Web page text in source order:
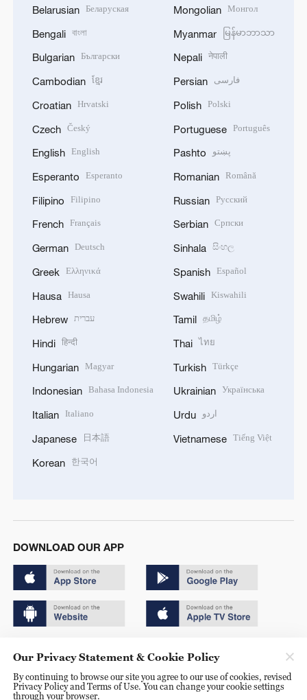
Belarusian Беларуская
Bengali বাংলা
Bulgarian Български
Cambodian ខ្មែរ
Croatian Hrvatski
Czech Český
English English
Esperanto Esperanto
Filipino Filipino
French Français
German Deutsch
Greek Ελληνικά
Hausa Hausa
Hebrew עברית
Hindi हिन्दी
Hungarian Magyar
Indonesian Bahasa Indonesia
Italian Italiano
Japanese 日本語
Korean 한국어
Mongolian Монгол
Myanmar မြန်မာဘာသာ
Nepali नेपाली
Persian فارسی
Polish Polski
Portuguese Português
Pashto پښتو
Romanian Română
Russian Русский
Serbian Српски
Sinhala සිංහල
Spanish Español
Swahili Kiswahili
Tamil தமிழ்
Thai ไทย
Turkish Türkçe
Ukrainian Українська
Urdu اردو
Vietnamese Tiếng Việt
DOWNLOAD OUR APP
京ICP备20000184号
京公网安备 11010502050052号
Our Privacy Statement & Cookie Policy
By continuing to browse our site you agree to our use of cookies, revised
Privacy Policy and Terms of Use. You can change your cookie settings
through your browser.